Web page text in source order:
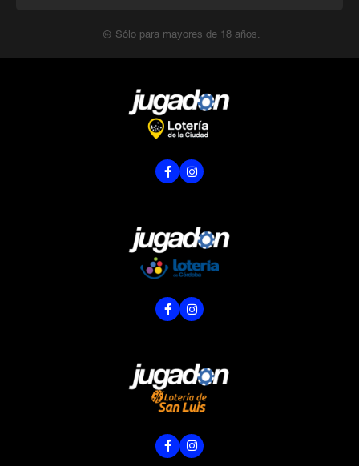
Sólo para mayores de 18 años.